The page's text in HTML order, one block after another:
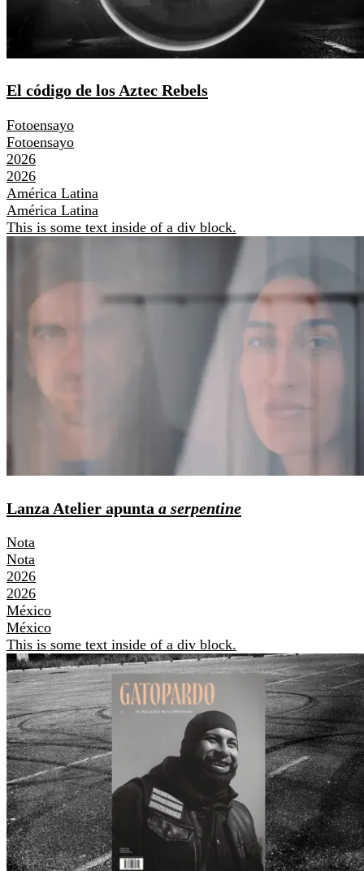
El código de los Aztec Rebels
Fotoensayo
Fotoensayo
2026
2026
América Latina
América Latina
This is some text inside of a div block.
Lanza Atelier apunta a serpentine
Nota
Nota
2026
2026
México
México
This is some text inside of a div block.